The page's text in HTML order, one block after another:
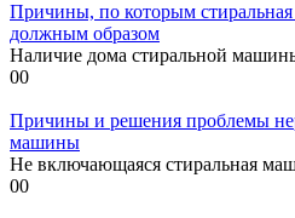
Причины, по которым
должным образом
Наличие дома стиральной
00
Причины и решения проблемы
машины
Не включающаяся стиральная
00